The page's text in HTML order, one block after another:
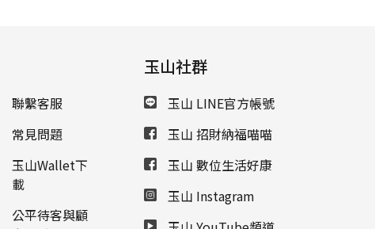
聯繫客服
常見問題
玉山Wallet下
載
公平待客與顧
玉山社群
玉山 LINE官方帳號
玉山 招財納福喵喵
玉山 數位生活好康
玉山 Instagram